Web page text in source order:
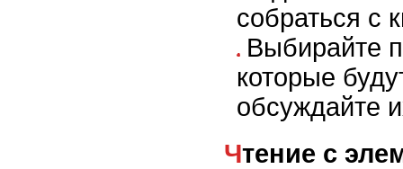
собраться с
Выбирайте
которые
обсуждайте
Чтение с